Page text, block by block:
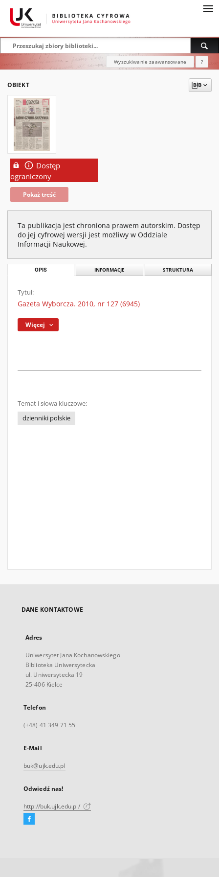
Wyszukiwanie zaawansowane ?
OBIEKT
Dostęp
ograniczony
Pokaż treść
Ta publikacja jest chroniona prawem autorskim. Dostęp
do jej cyfrowej wersji jest możliwy w Oddziale
Informacji Naukowej.
OPIS INFORMACJE STRUKTURA
Tytuł:
Gazeta Wyborcza. 2010, nr 127 (6945)
Więcej
Temat i słowa kluczowe:
dzienniki polskie
DANE KONTAKTOWE
Adres
Uniwersytet Jana Kochanowskiego
Biblioteka Uniwersytecka
ul. Uniwersytecka 19
25-406 Kielce
Telefon
(+48) 41 349 71 55
E-Mail
buk@ujk.edu.pl
Odwiedź nas!
http://buk.ujk.edu.pl/
Facebook